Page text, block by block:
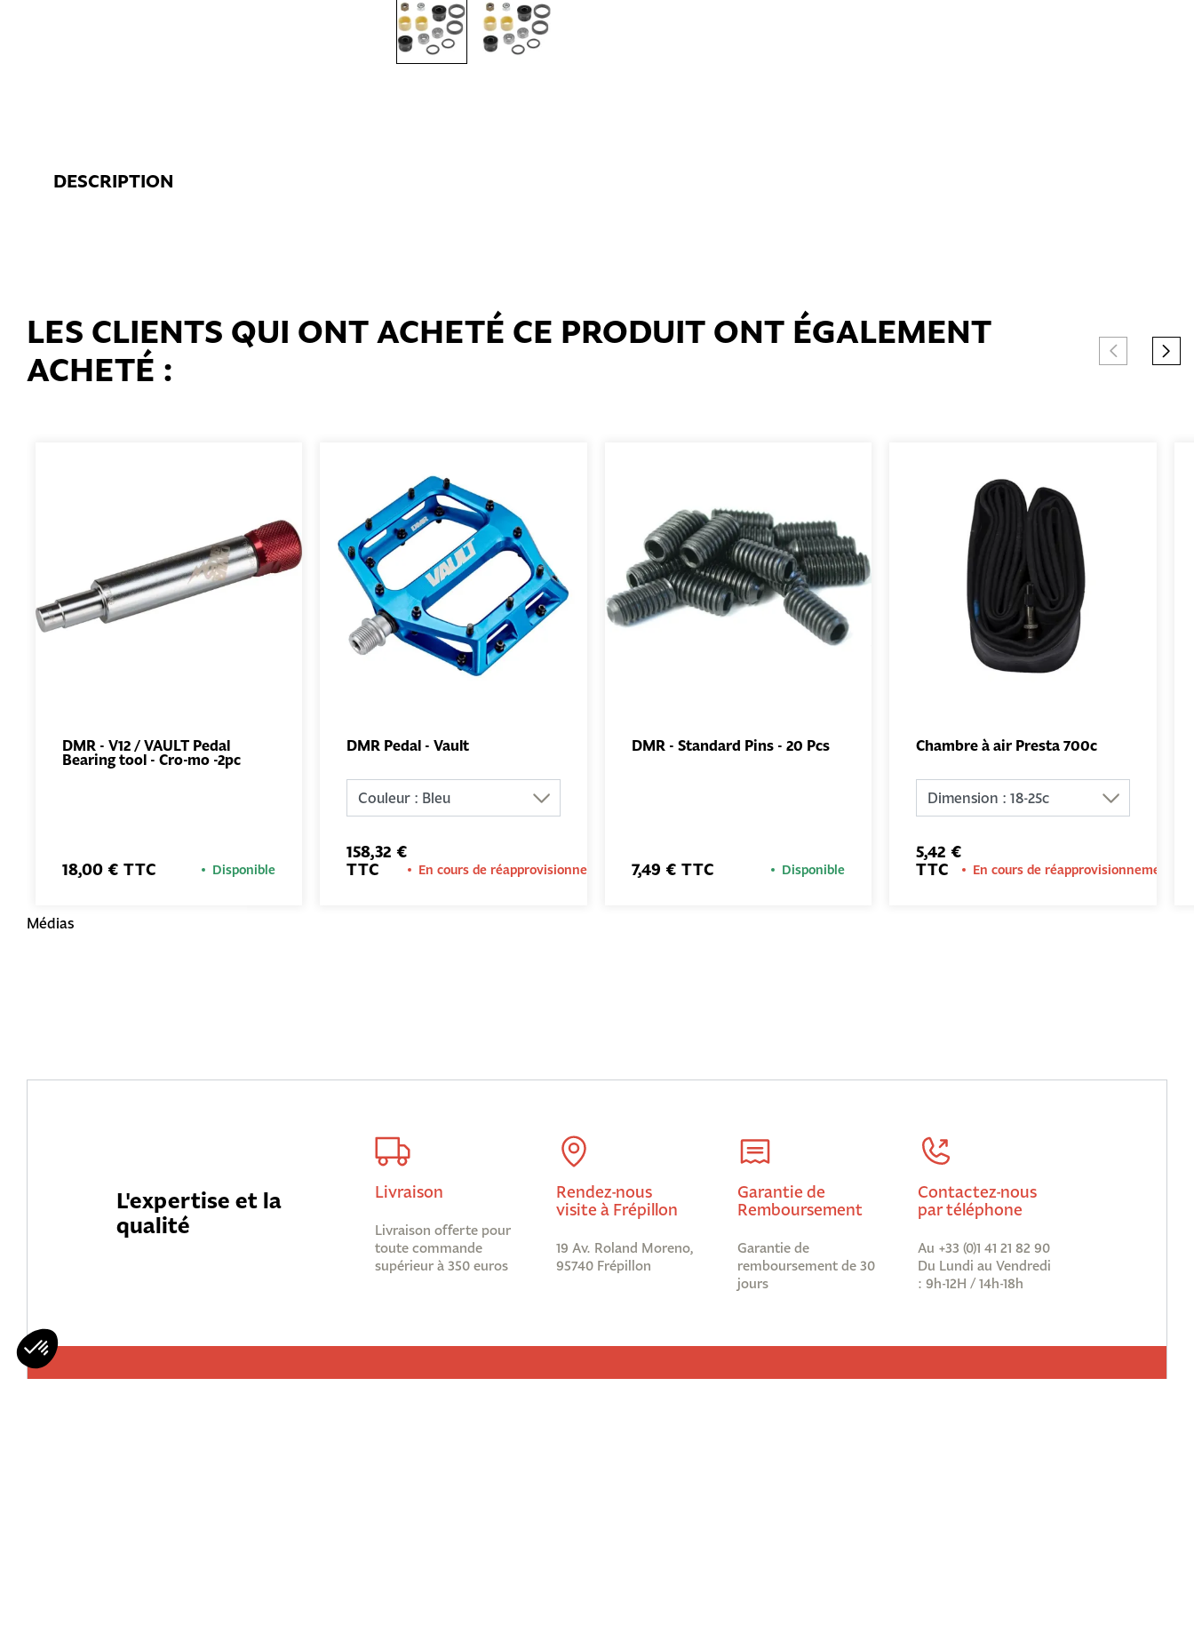
DESCRIPTION
LES CLIENTS QUI ONT ACHETÉ CE PRODUIT ONT ÉGALEMENT
ACHETÉ :
AJOUTER
DMR - V12 / VAULT Pedal
Bearing tool - Cro-mo -2pc
18,00 € TTC Disponible
AU PANIER
DMR Pedal - Vault
158,32 €
TTC
En cours de réapprovisionnement
DMR - Standard Pins - 20 Pcs
7,49 € TTC Disponible
AU PANIER
Chambre à air Presta 700c
5,42 €
TTC
En cours de réapprovisionnement
Médias
L'expertise et la
qualité
Livraison
Livraison offerte pour
toute commande
supérieur à 350 euros
Rendez-nous
visite à Frépillon
19 Av. Roland Moreno,
95740 Frépillon
Garantie de
Remboursement
Garantie de
remboursement de 30
jours
Contactez-nous
par téléphone
Au +33 (0)1 41 21 82 90
Du Lundi au Vendredi
: 9h-12H / 14h-18h